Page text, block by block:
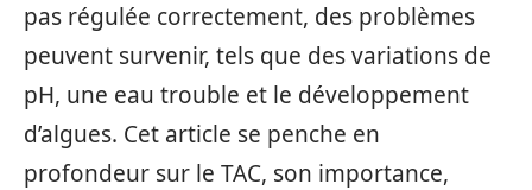
pas régulée correctement, des problèmes
peuvent survenir, tels que des variations de
pH, une eau trouble et le développement
d’algues. Cet article se penche en
profondeur sur le TAC, son importance,